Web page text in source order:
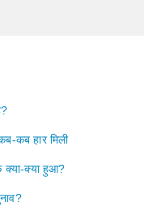
कब हार मिली
क्या हुआ?